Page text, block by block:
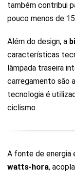
também contribui
pouco menos de
Além do design, a
características
lâmpada traseira
carregamento são
tecnologia é
ciclismo.
A fonte de energia
watts-hora,